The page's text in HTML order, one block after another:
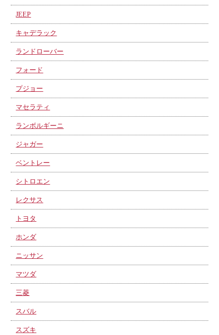
JEEP
キャデラック
ランドローバー
フォード
プジョー
マセラティ
ランボルギーニ
ジャガー
ベントレー
シトロエン
レクサス
トヨタ
ホンダ
ニッサン
マツダ
三菱
スバル
スズキ